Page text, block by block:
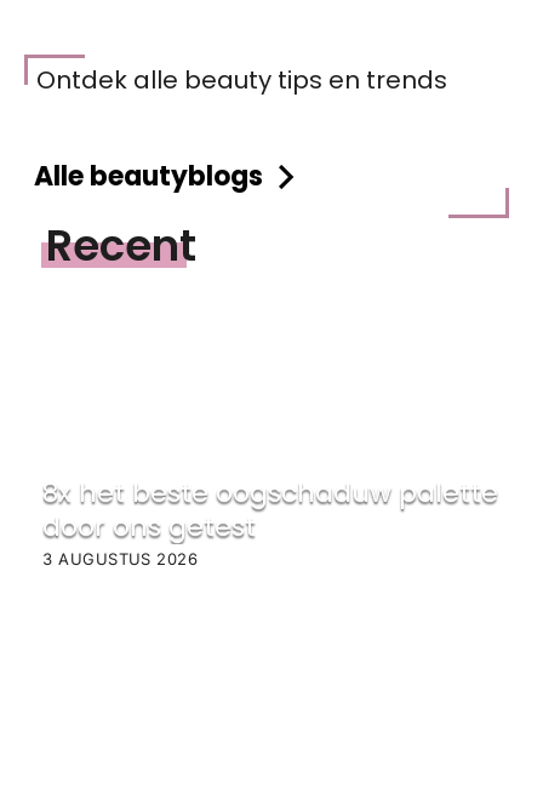
Ontdek alle beauty tips en trends
Alle beautyblogs
Recent
8x het beste oogschaduw palette
door ons getest
3 AUGUSTUS 2026